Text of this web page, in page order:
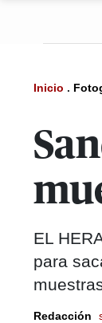
Inicio .
EL
para
Redacción